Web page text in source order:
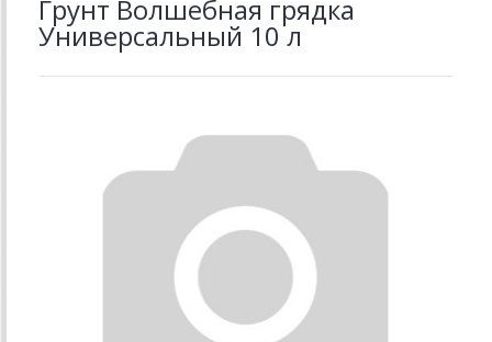
Грунт Волшебная грядка
Универсальный 10 л